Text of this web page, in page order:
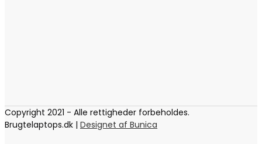
Copyright 2021 - Alle rettigheder forbeholdes.
Brugtelaptops.dk | Designet af Bunica